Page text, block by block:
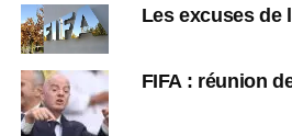
Les excuses de
FIFA : réunion